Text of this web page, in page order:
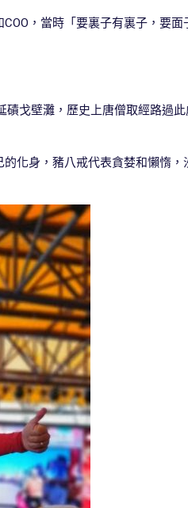
，當時「要裏子有裏子，要
戈壁灘，歷史上唐僧取經路過
化身，豬八戒代表貪婪和懶惰